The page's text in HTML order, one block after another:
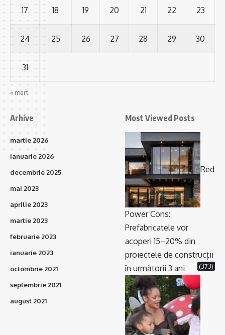
17 18 19 20 21 22 23
24 25 26 27 28 29 30
31
« mart.
Arhive
martie 2026
ianuarie 2026
decembrie 2025
mai 2023
aprilie 2023
martie 2023
februarie 2023
ianuarie 2023
octombrie 2021
septembrie 2021
august 2021
Most Viewed Posts
Red
Power Cons:
Prefabricatele vor
acoperi 15–20% din
proiectele de construcții
în următorii 3 ani
(373)